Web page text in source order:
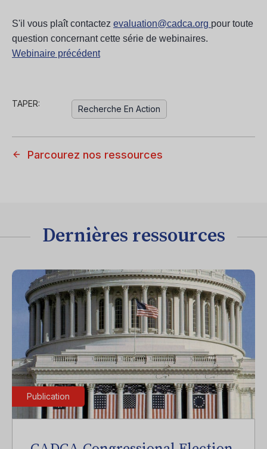
S'il vous plaît contactez evaluation@cadca.org pour toute
question concernant cette série de webinaires.
Webinaire précédent
TAPER:
Recherche En Action
Parcourez nos ressources
Dernières ressources
Publication